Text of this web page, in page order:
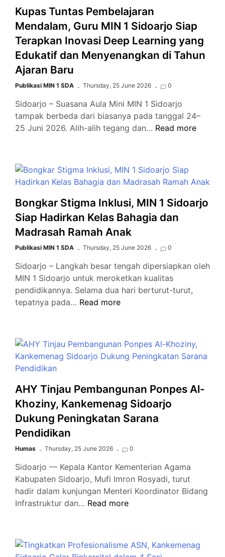
Curiga
ke
Saling
Percaya
Kupas Tuntas Pembelajaran
Mendalam, Guru MIN 1 Sidoarjo Siap
Terapkan Inovasi Deep Learning yang
Edukatif dan Menyenangkan di Tahun
Ajaran Baru
Publikasi MIN 1 SDA Thursday, 25 June 2026 0
Sidoarjo – Suasana Aula Mini MIN 1 Sidoarjo
tampak berbeda dari biasanya pada tanggal 24–
25 Juni 2026. Alih-alih tegang dan… Kupas
Guru
MIN
1
Sidoarjo
Siap
Inovasi
Deep
Learning
yang
Tahun
Ajaran
Read more
Bongkar Stigma Inklusi, MIN 1 Sidoarjo
Siap Hadirkan Kelas Bahagia dan
Madrasah Ramah Anak
Publikasi MIN 1 SDA Thursday, 25 June 2026 0
Sidoarjo – Langkah besar tengah dipersiapkan oleh
MIN 1 Sidoarjo untuk meroketkan kualitas
pendidikannya. Selama dua hari berturut-turut,
tepatnya pada… Bongkar
1
Sidoarjo
Hadirkan
Kelas
Bahagia
dan
Ramah
Read more
AHY Tinjau Pembangunan Ponpes Al-
Khoziny, Kankemenag Sidoarjo
Dukung Peningkatan Sarana
Pendidikan
Humas Thursday, 25 June 2026 0
Sidoarjo — Kepala Kantor Kementerian Agama
Kabupaten Sidoarjo, Mufi Imron Rosyadi, turut
hadir dalam kunjungan Menteri Koordinator Bidang
Infrastruktur dan… AHY
Al-
Read more